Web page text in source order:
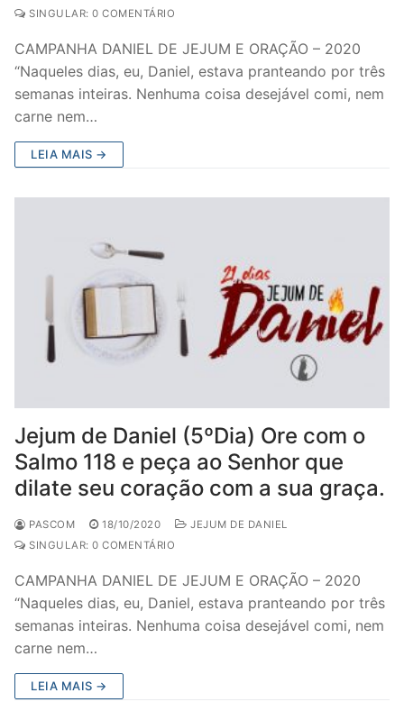
SINGULAR: 0 COMENTÁRIO
CAMPANHA DANIEL DE JEJUM E ORAÇÃO – 2020
“Naqueles dias, eu, Daniel, estava pranteando por três
semanas inteiras. Nenhuma coisa desejável comi, nem
carne nem…
LEIA MAIS →
Jejum de Daniel (5ºDia) Ore com o
Salmo 118 e peça ao Senhor que
dilate seu coração com a sua graça.
PASCOM 18/10/2020
JEJUM DE DANIEL
SINGULAR: 0 COMENTÁRIO
CAMPANHA DANIEL DE JEJUM E ORAÇÃO – 2020
“Naqueles dias, eu, Daniel, estava pranteando por três
semanas inteiras. Nenhuma coisa desejável comi, nem
carne nem…
LEIA MAIS →